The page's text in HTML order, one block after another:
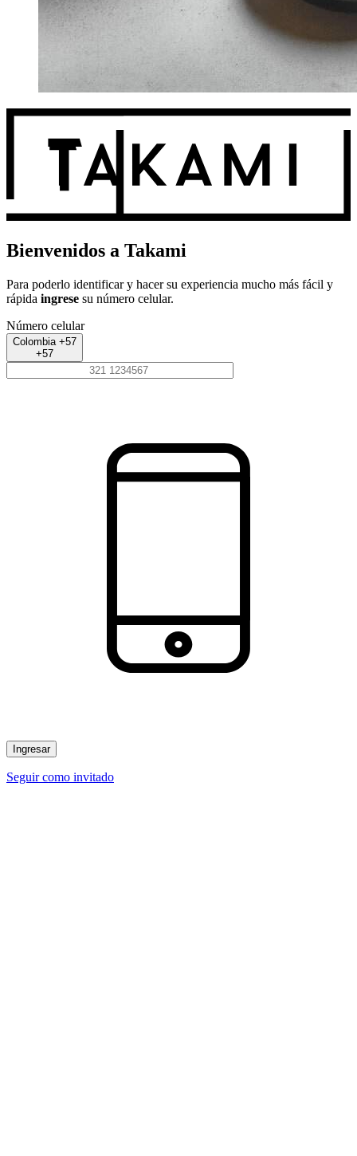
Bienvenidos a Takami
Para poderlo identificar y hacer su experiencia mucho más fácil y
rápida ingrese su número celular.
Número celular
Colombia +57
+57
Ingresar
Seguir como invitado